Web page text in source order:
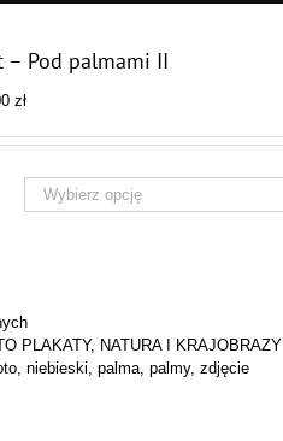
– Pod palmami II
złZakres
od
89,00 zł
PLAKATY, NATURA I KRAJOBRAZY
, niebieski, palma, palmy, zdjęcie